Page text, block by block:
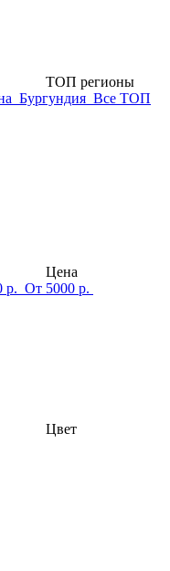
ТОП регионы
Бургундия Все ТОП
Цена
р. От 5000 р.
Цвет